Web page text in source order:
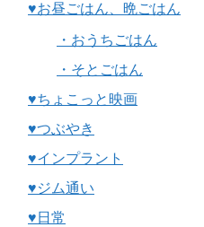
♥お昼ごはん、晩ごはん
・おうちごはん
・そとごはん
♥ちょこっと映画
♥つぶやき
♥インプラント
♥ジム通い
♥日常